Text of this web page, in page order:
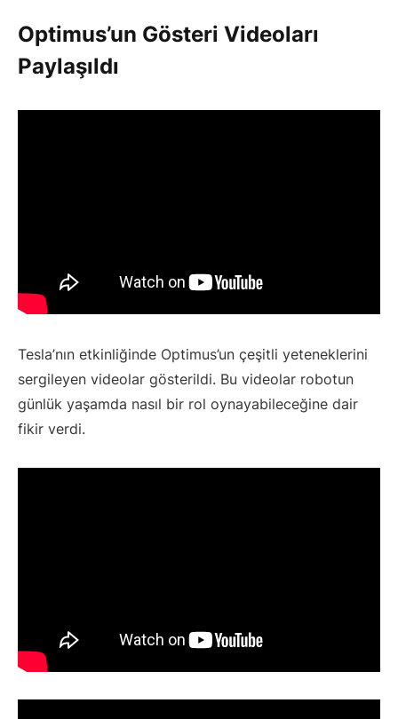
Optimus’un Gösteri Videoları
Paylaşıldı
Tesla’nın etkinliğinde Optimus’un çeşitli yeteneklerini
sergileyen videolar gösterildi. Bu videolar robotun
günlük yaşamda nasıl bir rol oynayabileceğine dair
fikir verdi.